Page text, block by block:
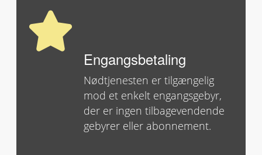
Engangsbetaling
Nødtjenesten er tilgængelig
mod et enkelt engangsgebyr,
der er ingen tilbagevendende
gebyrer eller abonnement.